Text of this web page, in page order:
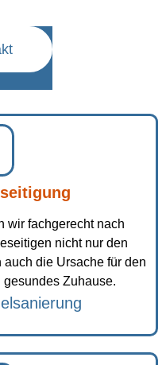
wir fachgerecht nach
nicht nur den
die Ursache für den
Zuhause.